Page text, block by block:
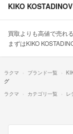
KIKO
買取よりも高値で売れ
まずはKIKO
ラクマ ブランド一覧
グ
ラクマ
カテゴリ一覧 レ